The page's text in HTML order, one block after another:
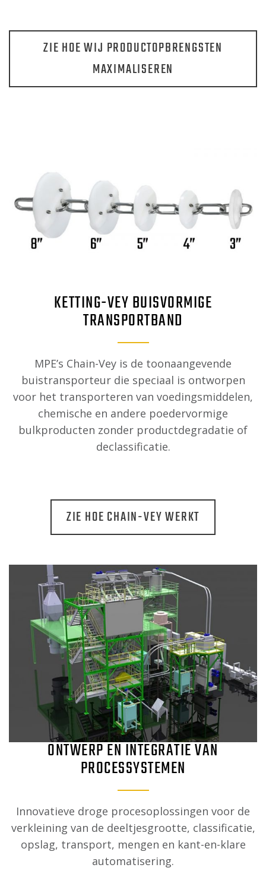
ZIE HOE WIJ PRODUCTOPBRENGSTEN
MAXIMALISEREN
KETTING-VEY BUISVORMIGE
TRANSPORTBAND
MPE’s Chain-Vey is de toonaangevende
buistransporteur die speciaal is ontworpen
voor het transporteren van voedingsmiddelen,
chemische en andere poedervormige
bulkproducten zonder productdegradatie of
declassificatie.
ZIE HOE CHAIN-VEY WERKT
ONTWERP EN INTEGRATIE VAN
PROCESSYSTEMEN
Innovatieve droge procesoplossingen voor de
verkleining van de deeltjesgrootte, classificatie,
opslag, transport, mengen en kant-en-klare
automatisering.